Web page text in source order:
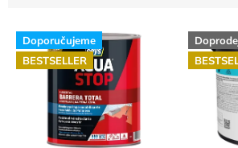
V
p
Doporučujeme
BESTSELLER